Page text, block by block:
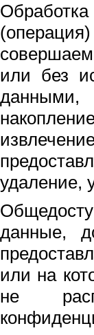
или без
данными,
удаление,
данные,
или на
не